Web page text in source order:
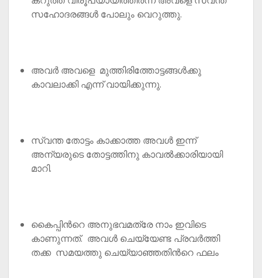
സഹോദരങ്ങൾ പോലും വെറുത്തു.
അവർ അവളെ മുത്തിരിത്തോട്ടങ്ങൾക്കു
കാവലാക്കി എന്ന് വായിക്കുന്നു.
സ്വന്ത തോട്ടം കാക്കാത്ത അവൾ ഇന്ന്
അന്യരുടെ തോട്ടത്തിനു കാവൽക്കാരിയായി
മാറി.
കൈപ്പിൻറെ അനുഭവമത്രേ നാം ഇവിടെ
കാണുന്നത്. അവൾ ചെയ്യേണ്ട പ്രവർത്തി
തക്ക സമയത്തു ചെയ്യാഞ്ഞതിൻറെ ഫലം